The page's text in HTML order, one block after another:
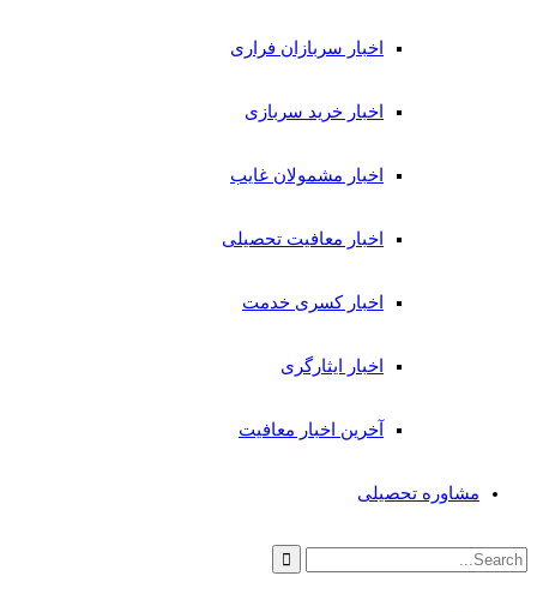
اخبار سربازان فراری
اخبار خرید سربازی
اخبار مشمولان غایب
اخبار معافیت تحصیلی
اخبار کسری خدمت
اخبار ایثارگری
آخرین اخبار معافیت
مشاوره تحصیلی